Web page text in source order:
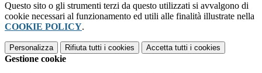
Questo sito o gli strumenti terzi da questo utilizzati si avvalgono di
cookie necessari al funzionamento ed utili alle finalità illustrate nella
COOKIE POLICY.
Personalizza Rifiuta tutti i cookies Accetta tutti i cookies
Gestione cookie